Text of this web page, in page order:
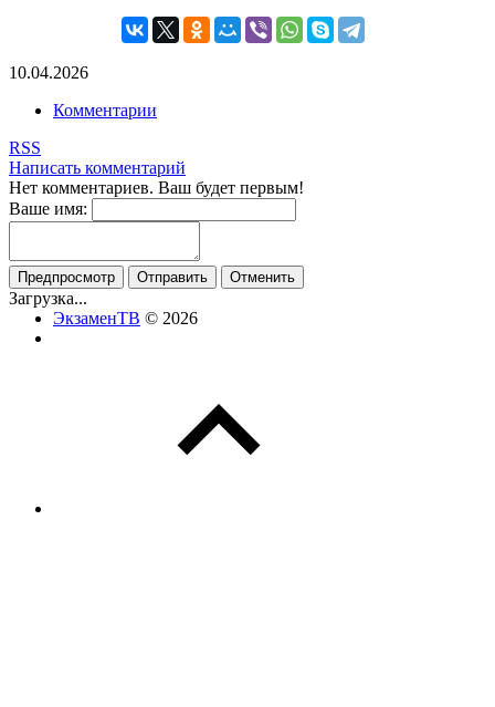
10.04.2026
Комментарии
RSS
Написать комментарий
Нет комментариев. Ваш будет первым!
Ваше имя:
Загрузка...
ЭкзаменТВ © 2026